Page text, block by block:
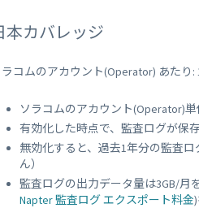
本カバレッジ
コムのアカウント(Operator) あたり:
ソラコムのアカウント(Operator)
有効化した時点で、監査ログが保
無効化すると、過去1年分の監査
ん）
監査ログの出力データ量は3GB/月
Napter 監査ログ エクスポート料金